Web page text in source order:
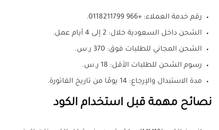
رقم خدمة العملاء: +966 0118211799.
الشحن داخل السعودية خلال: 2 إلى 4 أيام عمل.
الشحن المجاني للطلبات فوق: 370 ر.س.
رسوم الشحن للطلبات الأقل: 18 ر.س.
مدة الاستبدال والإرجاع: 14 يومًا من تاريخ الفاتورة.
نصائح مهمة قبل استخدام الكود